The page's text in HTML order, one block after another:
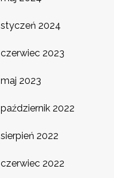
styczeń 2024
czerwiec 2023
maj 2023
październik 2022
sierpień 2022
czerwiec 2022